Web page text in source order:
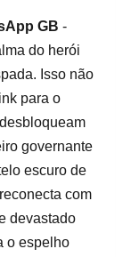
GB -
do herói
Isso não
para o
governante
escuro de
com
devastado
o espelho